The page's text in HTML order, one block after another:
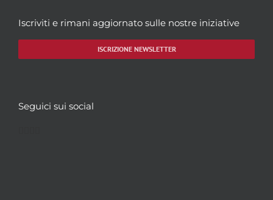
Iscriviti e rimani aggiornato sulle nostre iniziative
ISCRIZIONE NEWSLETTER
Seguici sui social